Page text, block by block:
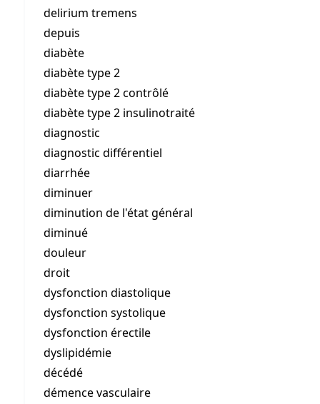
delirium tremens
depuis
diabète
diabète type 2
diabète type 2 contrôlé
diabète type 2 insulinotraité
diagnostic
diagnostic différentiel
diarrhée
diminuer
diminution de l'état général
diminué
douleur
droit
dysfonction diastolique
dysfonction systolique
dysfonction érectile
dyslipidémie
décédé
démence vasculaire